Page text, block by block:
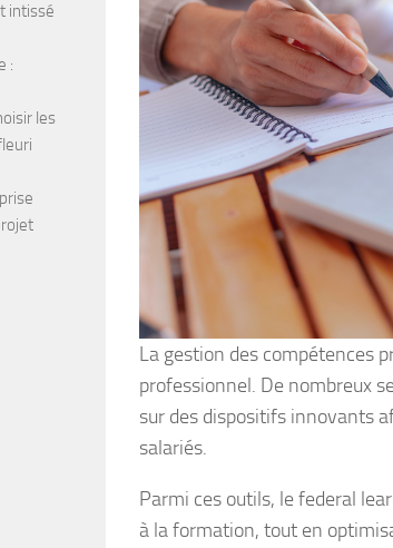
La gestion des compétences
professionnel. De nombreux
sur des dispositifs innovants
salariés.
Parmi ces outils, le federal
à la formation, tout en
intissé
:
les